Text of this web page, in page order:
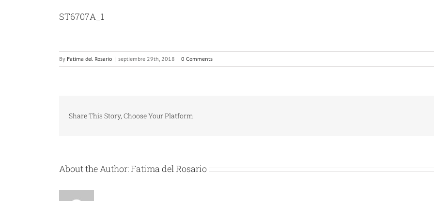
ST6707A_1
By Fatima del Rosario | septiembre 29th, 2018 | 0 Comments
Share This Story, Choose Your Platform!
About the Author:Fatima del Rosario